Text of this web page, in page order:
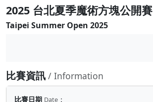
2025 台北夏季魔術方塊公開賽
Taipei Summer Open 2025
比賽資訊 / Information
比賽日期 Date ：